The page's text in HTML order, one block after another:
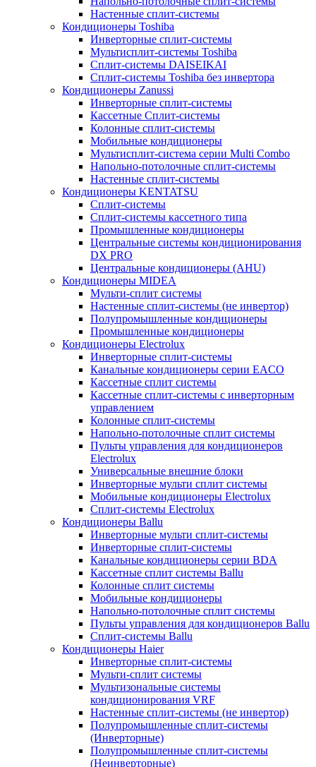
Настенные сплит-системы
Кондиционеры Toshiba
Инверторные сплит-системы
Мультисплит-системы Toshiba
Сплит-системы DAISEIKAI
Сплит-системы Toshiba без инвертора
Кондиционеры Zanussi
Инверторные сплит-системы
Кассетные Сплит-системы
Колонные сплит-системы
Мобильные кондиционеры
Мультисплит-система серии Multi Combo
Напольно-потолочные сплит-системы
Настенные сплит-системы
Кондиционеры KENTATSU
Сплит-системы
Сплит-системы кассетного типа
Промышленные кондиционеры
Центральные системы кондиционирования
DX PRO
Центральные кондиционеры (AHU)
Кондиционеры MIDEA
Мульти-сплит системы
Настенные сплит-системы (не инвертор)
Полупромышленные кондиционеры
Промышленные кондиционеры
Кондиционеры Electrolux
Инверторные сплит-системы
Канальные кондиционеры серии EACO
Кассетные сплит системы
Кассетные сплит-системы с инверторным
управлением
Колонные сплит-системы
Напольно-потолочные сплит системы
Пульты управления для кондиционеров
Electrolux
Универсальные внешние блоки
Инверторные мульти сплит системы
Мобильные кондиционеры Electrolux
Сплит-системы Electrolux
Кондиционеры Ballu
Инверторные мульти сплит-системы
Инверторные сплит-системы
Канальные кондиционеры серии BDA
Кассетные сплит системы Ballu
Колонные сплит системы
Мобильные кондиционеры
Напольно-потолочные сплит системы
Пульты управления для кондиционеров Ballu
Сплит-системы Ballu
Кондиционеры Haier
Инверторные сплит-системы
Мульти-сплит системы
Мультизональные системы
кондиционирования VRF
Настенные сплит-системы (не инвертор)
Полупромышленные сплит-системы
(Инверторные)
Полупромышленные сплит-системы
(Неинверторные)